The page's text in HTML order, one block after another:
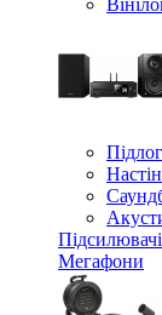
Мегафони